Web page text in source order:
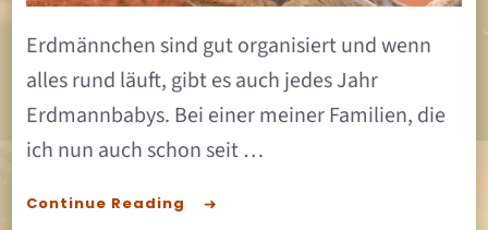
Erdmännchen sind gut organisiert und wenn
alles rund läuft, gibt es auch jedes Jahr
Erdmannbabys. Bei einer meiner Familien, die
ich nun auch schon seit …
Continue Reading